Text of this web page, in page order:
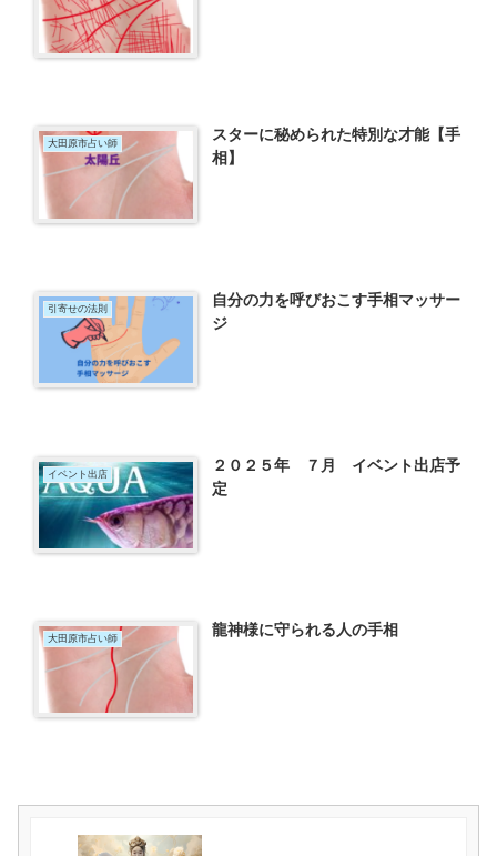
大田原市占い師
スターに秘められた特別な才能【手
相】
引寄せの法則
自分の力を呼びおこす手相マッサー
ジ
イベント出店
２０２５年 ７月 イベント出店予
定
大田原市占い師 龍神様に守られる人の手相